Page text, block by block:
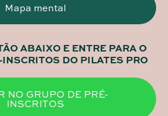
Mapa mental
ABAIXO E ENTRE PARA O
INSCRITOS DO PILATES PRO
NO GRUPO DE PRÉ-
INSCRITOS